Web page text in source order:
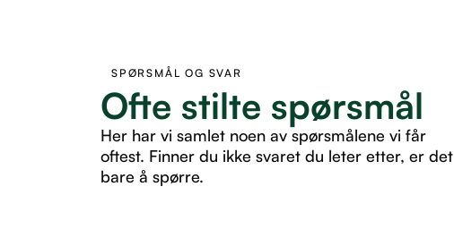
SPØRSMÅL OG SVAR
Ofte stilte spørsmål
Her har vi samlet noen av spørsmålene vi får
oftest. Finner du ikke svaret du leter etter, er det
bare å spørre.